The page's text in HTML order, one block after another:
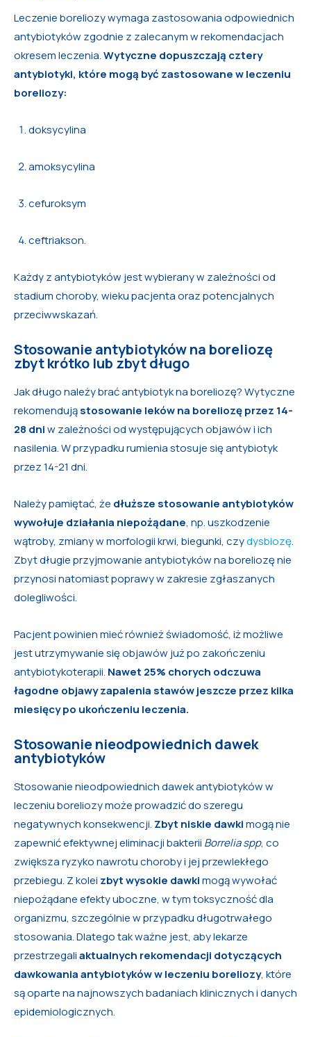
Leczenie boreliozy wymaga zastosowania odpowiednich
antybiotyków zgodnie z zalecanym w rekomendacjach
okresem leczenia.Wytyczne dopuszczają cztery
antybiotyki, które mogą być zastosowane w leczeniu
boreliozy:
doksycylina
amoksycylina
cefuroksym
ceftriakson.
Każdy z antybiotyków jest wybierany w zależności od
stadium choroby, wieku pacjenta oraz potencjalnych
przeciwwskazań.
Stosowanie antybiotyków na boreliozę
zbyt krótko lub zbyt długo
Jak długo należy brać antybiotyk na boreliozę? Wytyczne
rekomendująstosowanie leków na boreliozę przez 14-
28 dniw zależności od występujących objawów i ich
nasilenia. W przypadku rumienia stosuje się antybiotyk
przez 14-21 dni.
Należy pamiętać, że dłuższe stosowanie antybiotyków
wywołuje działania niepożądane, np. uszkodzenie
wątroby, zmiany w morfologii krwi, biegunki, czydysbiozę.
Zbyt długie przyjmowanie antybiotyków na boreliozę nie
przynosi natomiast poprawy w zakresie zgłaszanych
dolegliwości.
Pacjent powinien mieć również świadomość, iż możliwe
jest utrzymywanie się objawów już po zakończeniu
antybiotykoterapii. Nawet 25% chorych odczuwa
łagodne objawy zapalenia stawów jeszcze przez kilka
miesięcy po ukończeniu leczenia.
Stosowanie nieodpowiednich dawek
antybiotyków
Stosowanie nieodpowiednich dawek antybiotyków w
leczeniu boreliozy może prowadzić do szeregu
negatywnych konsekwencji. Zbyt niskie dawkimogą nie
zapewnić efektywnej eliminacji bakterii Borrelia spp, co
zwiększa ryzyko nawrotu choroby i jej przewlekłego
przebiegu. Z kolei zbyt wysokie dawkimogą wywołać
niepożądane efekty uboczne, w tym toksyczność dla
organizmu, szczególnie w przypadku długotrwałego
stosowania. Dlatego tak ważne jest, aby lekarze
przestrzegaliaktualnych rekomendacji dotyczących
dawkowania antybiotyków w leczeniu boreliozy, które
są oparte na najnowszych badaniach klinicznych i danych
epidemiologicznych.